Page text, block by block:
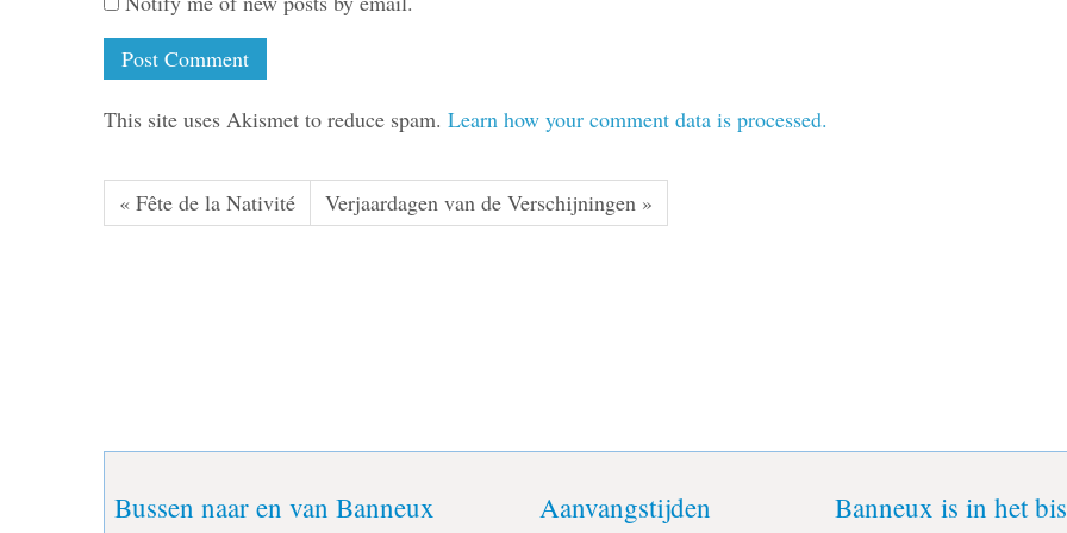
This site uses Akismet to reduce spam. Learn how your comment data is processed.
« Fête de la Nativité Verjaardagen van de Verschijningen »
Bussen naar en van Banneux Aanvangstijden
Banneux is in het